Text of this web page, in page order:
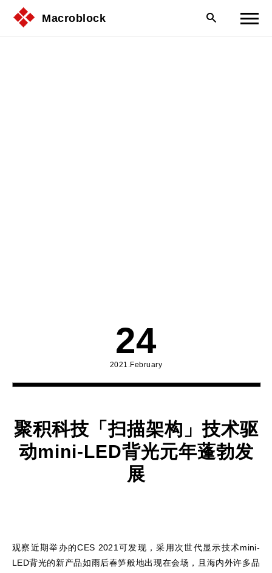
Macroblock
24
2021.February
聚积科技「扫描架构」技术驱
动mini-LED背光元年蓬勃发
展
观察近期举办的CES 2021可发现，采用次世代显示技术mini-
LED背光的新产品如雨后春笋般地出现在会场，且海内外许多品